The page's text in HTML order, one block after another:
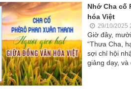
Nhớ Cha cố
hóa Việt
29/10/2025
Giờ đây,
“Thưa Cha,
sợi chỉ hội
giảng dạy, và